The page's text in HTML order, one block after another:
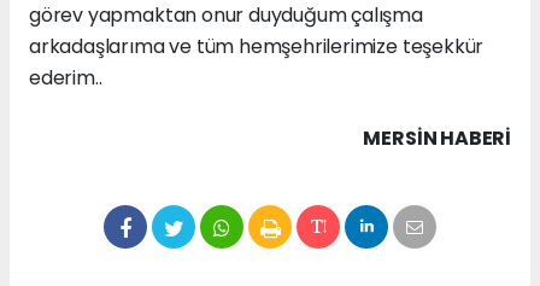
görev yapmaktan onur duyduğum çalışma
arkadaşlarıma ve tüm hemşehrilerimize teşekkür
ederim..
MERSIN HABERİ